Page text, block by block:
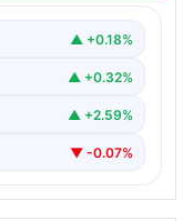
piyasalarının
▲ +0.18%
▲ +0.32%
▲ +2.59%
▼ -0.07%